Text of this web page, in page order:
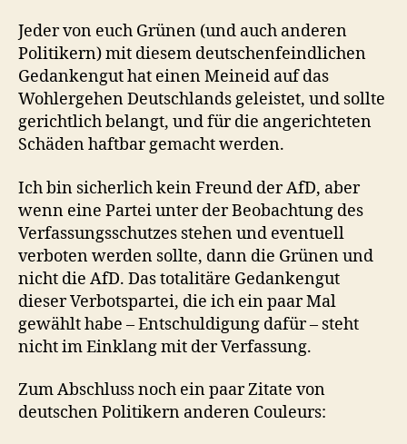
Jeder von euch Grünen (und auch anderen
Politikern) mit diesem deutschenfeindlichen
Gedankengut hat einen Meineid auf das
Wohlergehen Deutschlands geleistet, und sollte
gerichtlich belangt, und für die angerichteten
Schäden haftbar gemacht werden.
Ich bin sicherlich kein Freund der AfD, aber
wenn eine Partei unter der Beobachtung des
Verfassungsschutzes stehen und eventuell
verboten werden sollte, dann die Grünen und
nicht die AfD. Das totalitäre Gedankengut
dieser Verbotspartei, die ich ein paar Mal
gewählt habe – Entschuldigung dafür – steht
nicht im Einklang mit der Verfassung.
Zum Abschluss noch ein paar Zitate von
deutschen Politikern anderen Couleurs: